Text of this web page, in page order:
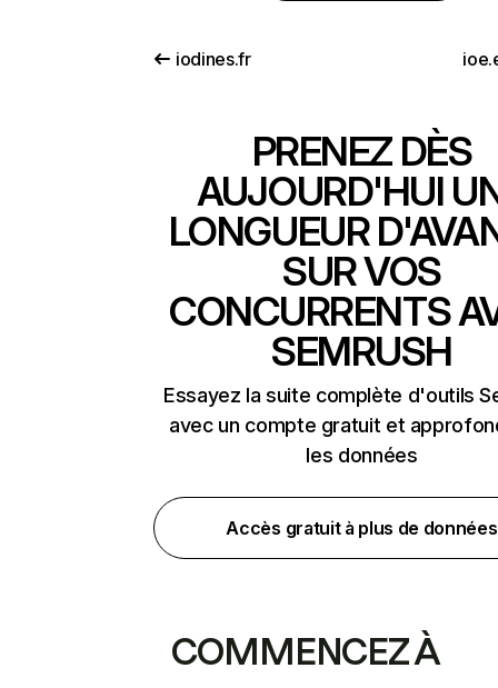
iodines.fr
PRENEZ DÈS
AUJOURD'HUI
LONGUEUR
SUR VOS
CONCURRENTS
SEMRUSH
Essayez la suite complète d'outils
avec un compte gratuit et
les données
Accès gratuit à plus de données
COMMENCEZ À